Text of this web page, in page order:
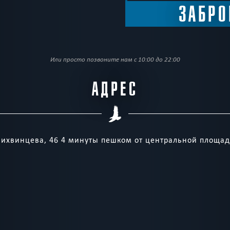
Или просто позвоните нам с 10:00 до 22:00
АДРЕС
46 4 минуты пешком от центральной